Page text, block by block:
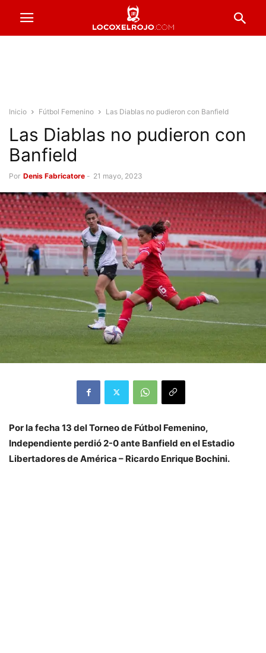
Inicio Fútbol Femenino Las Diablas no pudieron con Banfield
Las Diablas no pudieron con
Banfield
Por Denis Fabricatore - 21 mayo, 2023
Por la fecha 13 del Torneo de Fútbol Femenino,
Independiente perdió 2-0 ante Banfield en el Estadio
Libertadores de América – Ricardo Enrique Bochini.